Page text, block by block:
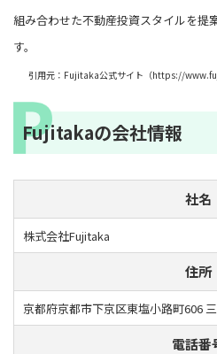
組み合わせた不動産投資スタイルを提
す。
引用元：Fujitaka公式サイト（https://
Fujitakaの会社情報
社名
株式会社Fujitaka
住所
京都府京都市下京区東塩小路町606
電話番